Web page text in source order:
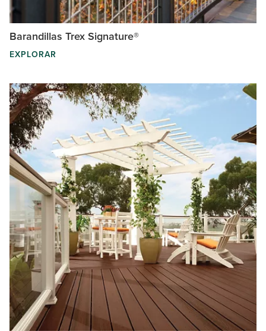
Barandillas Trex Signature®
EXPLORAR